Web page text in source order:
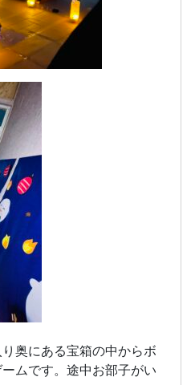
奥にある宝箱の中からボ
ムです。途中お部子がい